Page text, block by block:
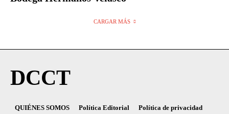
CARGAR MÁS
DCCT
QUIÉNES SOMOS Política Editorial Política de privacidad